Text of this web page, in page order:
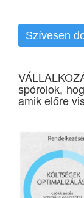
Szívesen
spórolok,
amik előre